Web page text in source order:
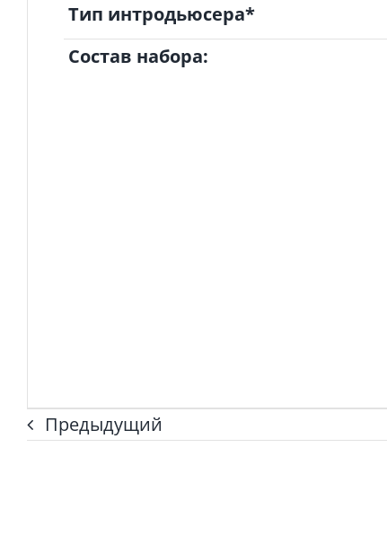
Тип интродьюсера*
Состав набора:
Предыдущий